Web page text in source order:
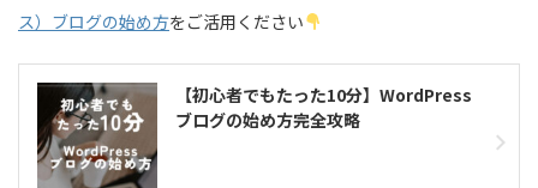
ス）ブログの始め方をご活用ください
【初心者でもたった10分】WordPress
ブログの始め方完全攻略